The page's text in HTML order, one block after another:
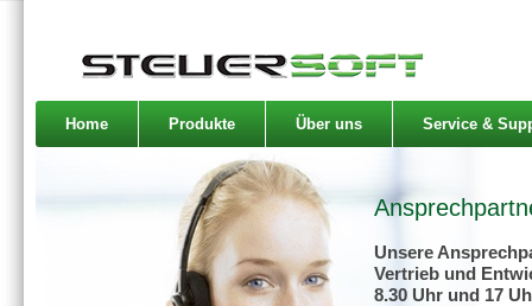
Home Produkte Über uns Service &
Unsere
Vertrieb und
8.30 Uhr und 17